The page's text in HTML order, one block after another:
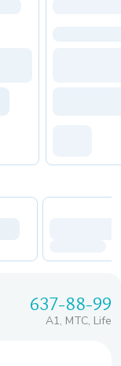
637-88-99
A1, МТС, Life